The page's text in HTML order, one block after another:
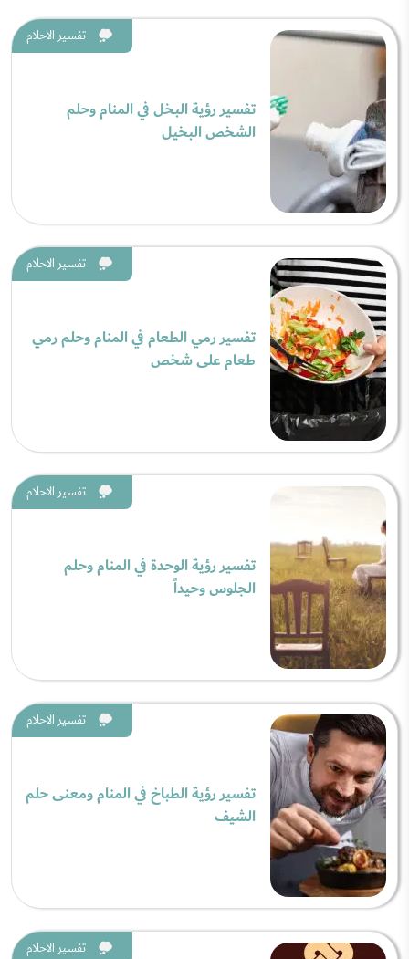
تفسير الاحلام
تفسير رؤية البخل في المنام وحلم
الشخص البخيل
تفسير الاحلام
تفسير رمي الطعام في المنام وحلم رمي
طعام على شخص
تفسير الاحلام
تفسير رؤية الوحدة في المنام وحلم
الجلوس وحيداً
تفسير الاحلام
تفسير رؤية الطباخ في المنام ومعنى حلم
الشيف
تفسير الاحلام